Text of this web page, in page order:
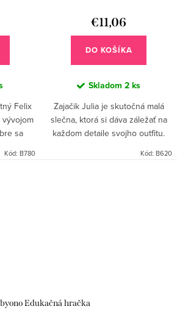
Felix
sa
Kód: B780
€11,06
DO KOŠÍKA
Skladom 2 ks
Zajačik Julia je skutočná malá
slečna, ktorá si dáva záležať na
každom detaile svojho outfitu.
ružovej. Julia svojím krásnym
Kód: B620
Edukačná hračka